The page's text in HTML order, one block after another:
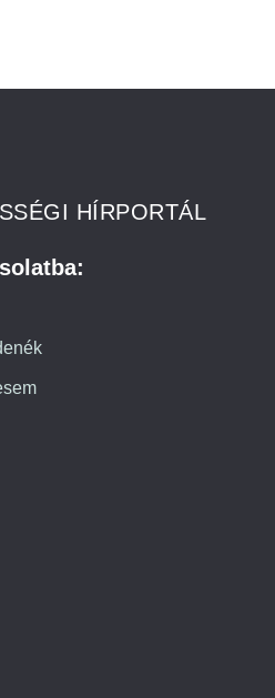
HÍRPORTÁL